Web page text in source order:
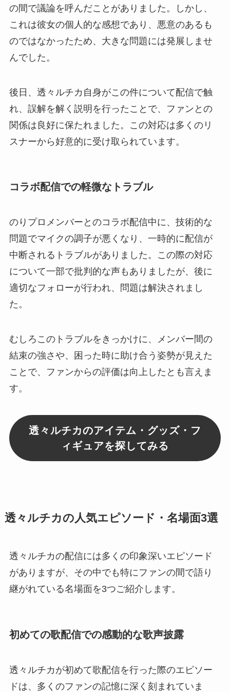
の間で議論を呼んだことがありました。しかし、
これは彼女の個人的な感想であり、悪意のあるも
のではなかったため、大きな問題には発展しませ
んでした。
後日、透々ルチカ自身がこの件について配信で触
れ、誤解を解く説明を行ったことで、ファンとの
関係は良好に保たれました。この対応は多くのリ
スナーから好意的に受け取られています。
コラボ配信での軽微なトラブル
のりプロメンバーとのコラボ配信中に、技術的な
問題でマイクの調子が悪くなり、一時的に配信が
中断されるトラブルがありました。この際の対応
について一部で批判的な声もありましたが、後に
適切なフォローが行われ、問題は解決されまし
た。
むしろこのトラブルをきっかけに、メンバー間の
結束の強さや、困った時に助け合う姿勢が見えた
ことで、ファンからの評価は向上したとも言えま
す。
透々ルチカのアイテム・グッズ・フ
ィギュアを探してみる
透々ルチカの人気エピソード・名場面3選
透々ルチカの配信には多くの印象深いエピソード
がありますが、その中でも特にファンの間で語り
継がれている名場面を3つご紹介します。
初めての歌配信での感動的な歌声披露
透々ルチカが初めて歌配信を行った際のエピソー
ドは、多くのファンの記憶に深く刻まれていま